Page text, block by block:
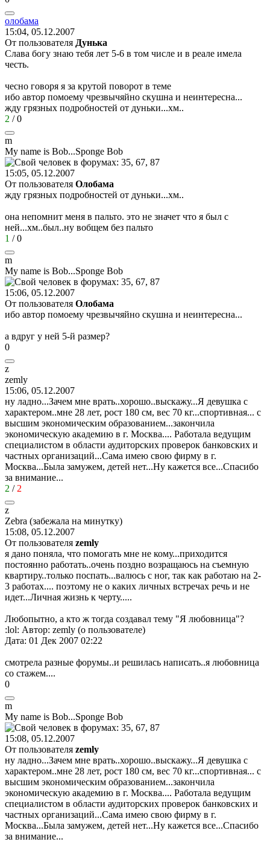
олобама
15:04, 05.12.2007
От пользователя Дунька
Слава богу знаю тебя лет 5-6 в том числе и в реале имела
честь.
чесно говоря я за крутой поворот в теме
ибо автор помоему чрезвычяйно скушна и неинтересна...
жду грязных подробностей от дуньки...хм..
2 /0
m
My name is Bob...Sponge Bob
15:05, 05.12.2007
От пользователя Олобама
жду грязных подробностей от дуньки...хм..
она непомнит меня в пальто. это не значет что я был с
ней...хм..был..ну вобщем без пальто
1 /0
m
My name is Bob...Sponge Bob
15:06, 05.12.2007
От пользователя Олобама
ибо автор помоему чрезвычяйно скушна и неинтересна...
а вдруг у ней 5-й размер?
0
z
zemly
15:06, 05.12.2007
ну ладно...Зачем мне врать..хорошо..выскажу...Я девушка с
характером..мне 28 лет, рост 180 см, вес 70 кг...спортивная... с
высшим экономическим образованием...закончила
экономическую академию в г. Москва.... Работала ведущим
специалистом в области аудиторских проверок банковских и
частных организаций...Сама имею свою фирму в г.
Москва...Была замужем, детей нет...Ну кажется все...Спасибо
за внимание...
2 / 2
z
Zebra (забежала на минутку)
15:08, 05.12.2007
От пользователя zemly
я дано поняла, что помогать мне не кому...приходится
постоянно работать..очень поздно возращаюсь на съемную
квартиру..только поспать...валюсь с ног, так как работаю на 2-
3 работах.... поэтому не о каких личных встречах речь и не
идет...Личная жизнь к черту.....
Любопытно, а кто ж тогда создавал тему "Я любовница"?
:lol: Автор: zemly (о пользователе)
Дата: 01 Дек 2007 02:22
смотрела разные форумы..и решилась написать..я любовница
со стажем....
0
m
My name is Bob...Sponge Bob
15:08, 05.12.2007
От пользователя zemly
ну ладно...Зачем мне врать..хорошо..выскажу...Я девушка с
характером..мне 28 лет, рост 180 см, вес 70 кг...спортивная... с
высшим экономическим образованием...закончила
экономическую академию в г. Москва.... Работала ведущим
специалистом в области аудиторских проверок банковских и
частных организаций...Сама имею свою фирму в г.
Москва...Была замужем, детей нет...Ну кажется все...Спасибо
за внимание...